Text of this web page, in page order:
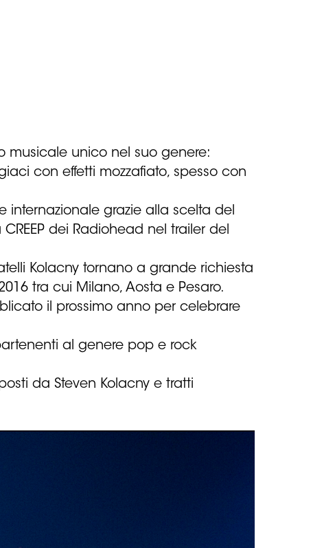
musicale unico nel suo genere:
con effetti mozzafiato, spesso con
internazionale grazie alla scelta del
dei Radiohead nel trailer del
Kolacny tornano a grande richiesta
tra cui Milano, Aosta e Pesaro.
il prossimo anno per celebrare
al genere pop e rock
da Steven Kolacny e tratti